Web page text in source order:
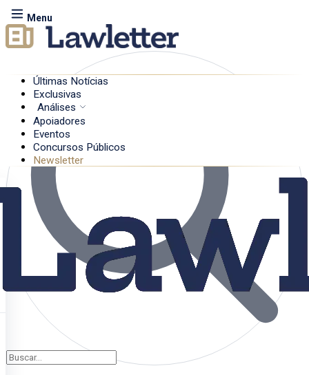
Menu
Últimas Notícias
Exclusivas
Análises
Apoiadores
Eventos
Concursos Públicos
Newsletter